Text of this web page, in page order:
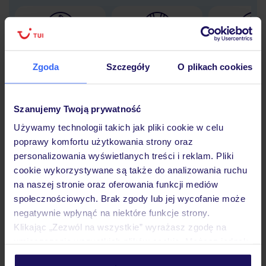
Zgoda Szczegóły O plikach cookies
Szanujemy Twoją prywatność
Używamy technologii takich jak pliki cookie w celu
poprawy komfortu użytkowania strony oraz
personalizowania wyświetlanych treści i reklam. Pliki
cookie wykorzystywane są także do analizowania ruchu
na naszej stronie oraz oferowania funkcji mediów
społecznościowych. Brak zgody lub jej wycofanie może
negatywnie wpłynąć na niektóre funkcje strony.
Klikając „Zezwól na wszystkie” wyrażasz zgodę na
personalizować swój wybór wchodząc w zakładkę
Hotel
Pokoje
Wyżywienie